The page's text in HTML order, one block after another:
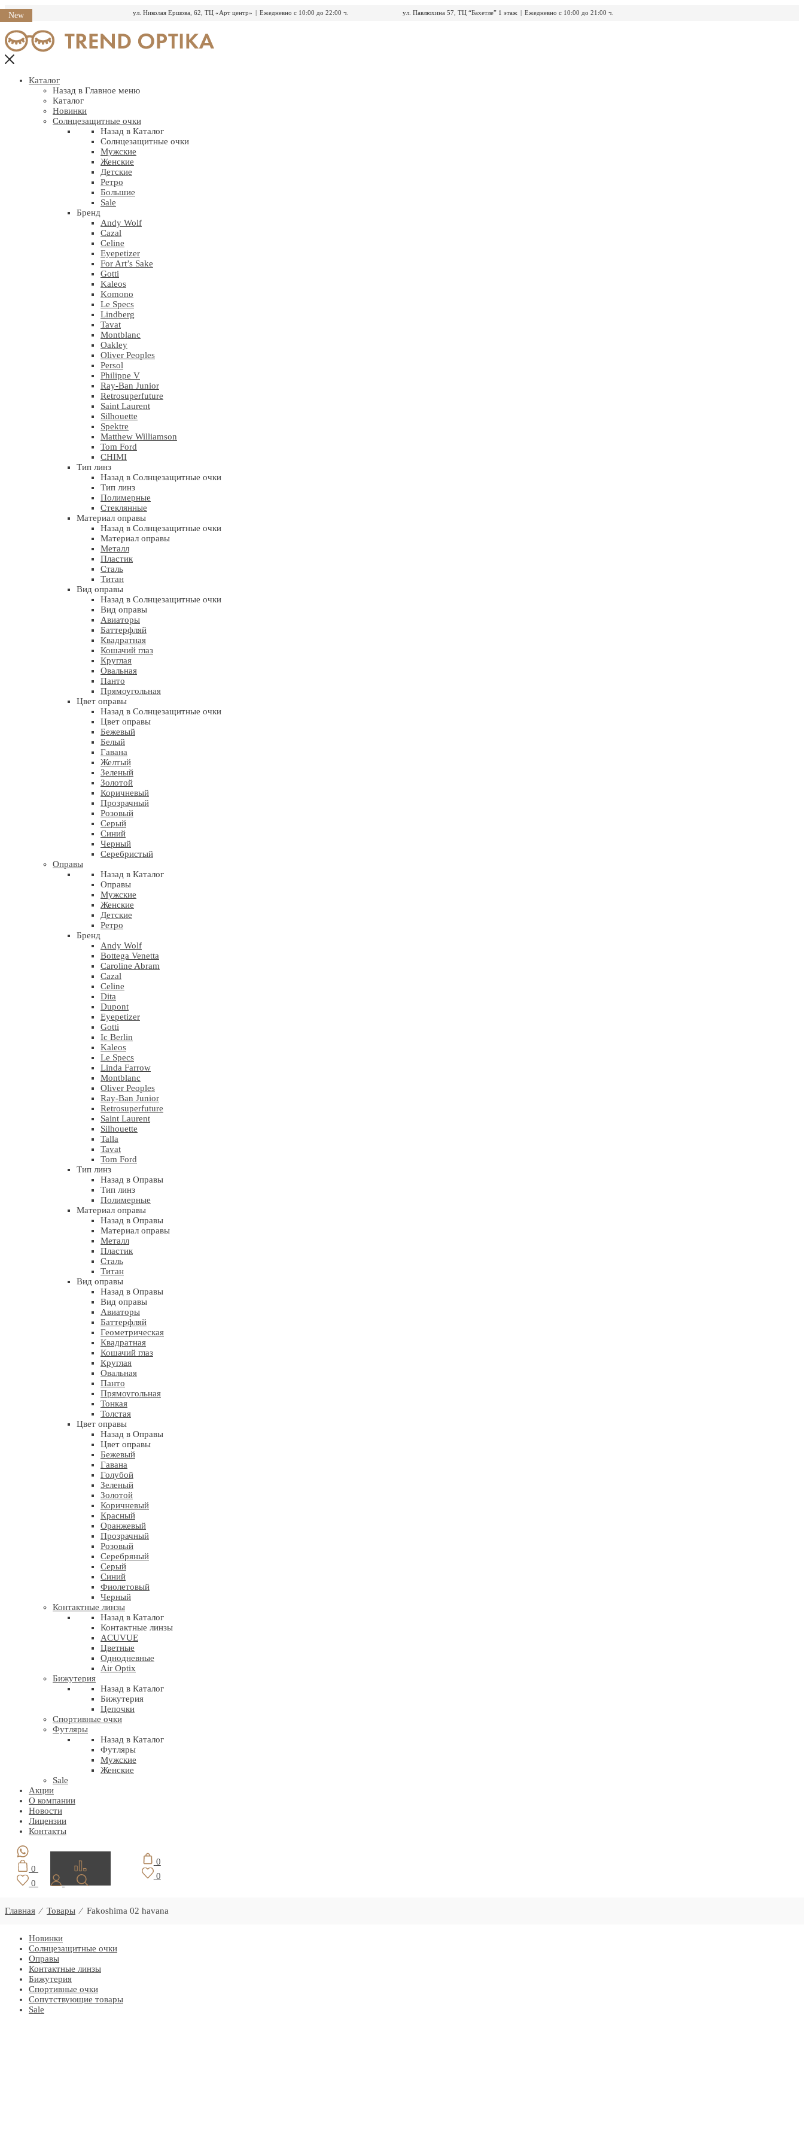
ул. Николая Ершова, 62, ТЦ «Арт центр» | Ежедневно с 10:00 до 22:00 ч. ул. Павлюхина 57, ТЦ “Бахетле” 1 этаж | Ежедневно с 10:00 до 21:00 ч.
Перейти
к
содержимому
Каталог
Назад в Главное меню
Каталог
Новинки
Солнцезащитные очки
Назад в Каталог
Солнцезащитные очки
Мужские
Женские
Детские
Ретро
Большие
Sale
Бренд
Andy Wolf
Cazal
Celine
Eyepetizer
For Art’s Sake
Gotti
Kaleos
Komono
Le Specs
Lindberg
Tavat
Montblanc
Oakley
Oliver Peoples
Persol
Philippe V
Ray-Ban Junior
Retrosuperfuture
Saint Laurent
Silhouette
Spektre
Matthew Williamson
Tom Ford
CHIMI
Тип линз
Назад в Солнцезащитные очки
Тип линз
Полимерные
Стеклянные
Материал оправы
Назад в Солнцезащитные очки
Материал оправы
Металл
Пластик
Сталь
Титан
Вид оправы
Назад в Солнцезащитные очки
Вид оправы
Авиаторы
Баттерфляй
Квадратная
Кошачий глаз
Круглая
Овальная
Панто
Прямоугольная
Цвет оправы
Назад в Солнцезащитные очки
Цвет оправы
Бежевый
Белый
Гавана
Желтый
Зеленый
Золотой
Коричневый
Прозрачный
Розовый
Серый
Синий
Черный
Серебристый
Оправы
Назад в Каталог
Оправы
Мужские
Женские
Детские
Ретро
Бренд
Andy Wolf
Bottega Venetta
Caroline Abram
Cazal
Celine
Dita
Dupont
Eyepetizer
Gotti
Ic Berlin
Kaleos
Le Specs
Linda Farrow
Montblanc
Oliver Peoples
Ray-Ban Junior
Retrosuperfuture
Saint Laurent
Silhouette
Talla
Tavat
Tom Ford
Тип линз
Назад в Оправы
Тип линз
Полимерные
Материал оправы
Назад в Оправы
Материал оправы
Металл
Пластик
Сталь
Титан
Вид оправы
Назад в Оправы
Вид оправы
Авиаторы
Баттерфляй
Геометрическая
Квадратная
Кошачий глаз
Круглая
Овальная
Панто
Прямоугольная
Тонкая
Толстая
Цвет оправы
Назад в Оправы
Цвет оправы
Бежевый
Гавана
Голубой
Зеленый
Золотой
Коричневый
Красный
Оранжевый
Прозрачный
Розовый
Серебряный
Серый
Синий
Фиолетовый
Черный
Контактные линзы
Назад в Каталог
Контактные линзы
ACUVUE
Цветные
Однодневные
Air Optix
Бижутерия
Назад в Каталог
Бижутерия
Цепочки
Спортивные очки
Футляры
Назад в Каталог
Футляры
Мужские
Женские
Sale
Акции
О компании
Новости
Лицензии
Контакты
0
0
0
0
Главная ⁄ Товары ⁄ Fakoshima 02 havana
Новинки
Солнцезащитные очки
Оправы
Контактные линзы
Бижутерия
Спортивные очки
Сопутствующие товары
Sale
New